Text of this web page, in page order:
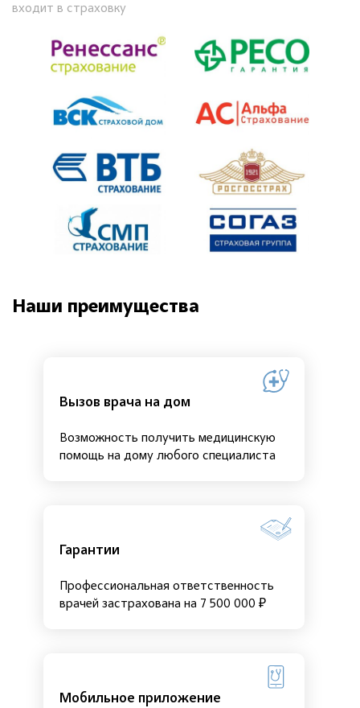
входит в страховку
Наши преимущества
Вызов врача на дом
Возможность получить медицинскую
помощь на дому любого специалиста
Гарантии
Профессиональная ответственность
врачей застрахована на 7 500 000 ₽
Мобильное приложение